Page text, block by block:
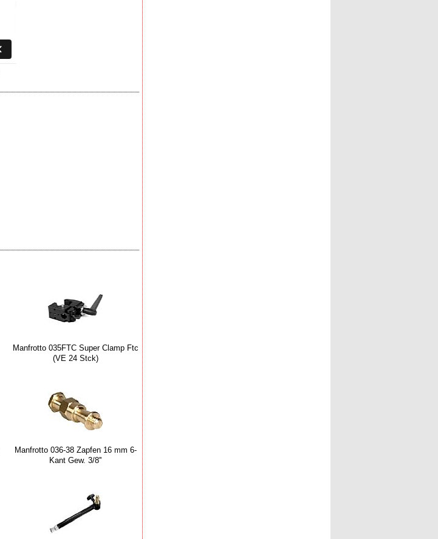
Manfrotto 035FTC Super Clamp Ftc
(VE 24 Stck)
Manfrotto 036-38 Zapfen 16 mm 6-
Kant Gew. 3/8''